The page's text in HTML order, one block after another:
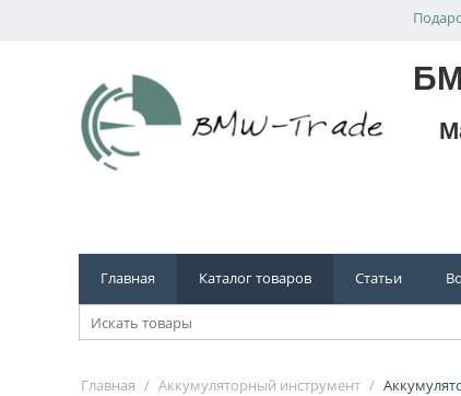
Главная Каталог товаров Статьи
Главная / Аккумуляторный инструмент /